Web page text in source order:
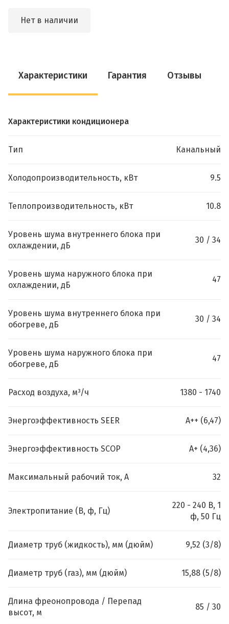
Нет в наличии
Характеристики Гарантия Отзывы
Характеристики кондиционера
Тип Канальный
Холодопроизводительность, кВт 9.5
Теплопроизводительность, кВт 10.8
Уровень шума внутреннего блока при
охлаждении, дБ
30 / 34
Уровень шума наружного блока при
охлаждении, дБ
47
Уровень шума внутреннего блока при
обогреве, дБ
30 / 34
Уровень шума наружного блока при
обогреве, дБ
47
Расход воздуха, м³/ч 1380 - 1740
Энергоэффективность SEER A++ (6,47)
Энергоэффективность SCOP A+ (4,36)
Максимальный рабочий ток, А 32
Электропитание (В, ф, Гц)
220 - 240 В, 1
ф, 50 Гц
Диаметр труб (жидкость), мм (дюйм) 9,52 (3/8)
Диаметр труб (газ), мм (дюйм) 15,88 (5/8)
Длина фреонопровода / Перепад
высот, м
85 / 30